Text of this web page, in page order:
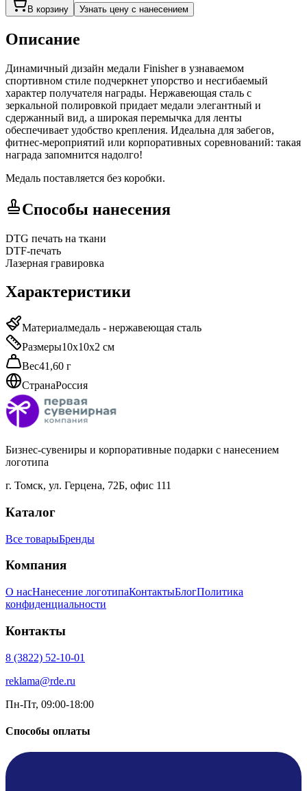
В корзину Узнать цену с нанесением
Описание
Динамичный дизайн медали Finisher в узнаваемом
спортивном стиле подчеркнет упорство и несгибаемый
характер получателя награды. Нержавеющая сталь с
зеркальной полировкой придает медали элегантный и
сдержанный вид, а широкая перемычка для ленты
обеспечивает удобство крепления. Идеальна для забегов,
фитнес-мероприятий или корпоративных соревнований: такая
награда запомнится надолго!
Медаль поставляется без коробки.
Способы нанесения
DTG печать на ткани
DTF-печать
Лазерная гравировка
Характеристики
Материалмедаль - нержавеющая сталь
Размеры10х10х2 см
Вес41,60 г
СтранаРоссия
Бизнес-сувениры и корпоративные подарки с нанесением
логотипа
г. Томск, ул. Герцена, 72Б, офис 111
Каталог
Все товарыБренды
Компания
О насНанесение логотипаКонтактыБлогПолитика
конфиденциальности
Контакты
8 (3822) 52-10-01
reklama@rde.ru
Пн-Пт, 09:00-18:00
Способы оплаты